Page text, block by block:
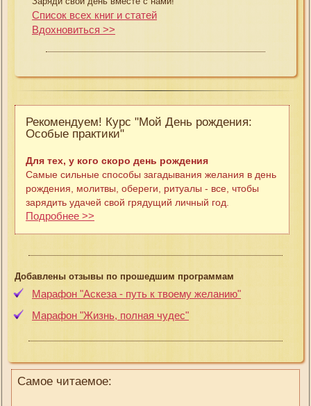
Список всех книг и статей
Вдохновиться >>
Рекомендуем! Курс "Мой День рождения:
Особые практики"
Для тех, у кого скоро день рождения
Самые сильные способы загадывания желания в день
рождения, молитвы, обереги, ритуалы - все, чтобы
зарядить удачей свой грядущий личный год.
Подробнее >>
Добавлены отзывы по прошедшим программам
Марафон "Аскеза - путь к твоему желанию"
Марафон "Жизнь, полная чудес"
Самое читаемое: